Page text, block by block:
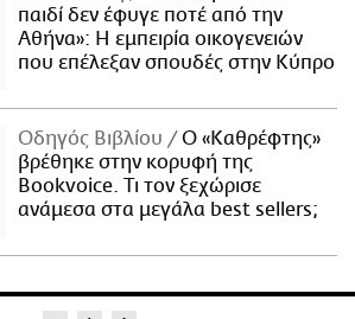
παιδί δεν έφυγε ποτέ από την
Αθήνα»: Η εμπειρία οικογενειών
που επέλεξαν σπουδές στην Κύπρο
Οδηγός Βιβλίου
Ο «Καθρέφτης»
βρέθηκε στην κορυφή της
Bookvoice. Τι τον ξεχώρισε
ανάμεσα στα μεγάλα best sellers;